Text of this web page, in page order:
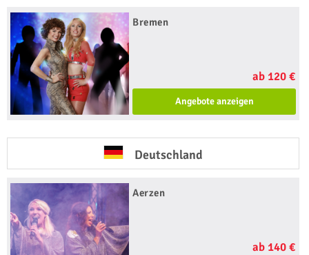
Bremen
ab 120 €
Angebote anzeigen
Deutschland
Aerzen
ab 140 €